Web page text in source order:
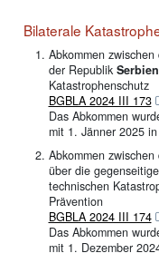
Bilaterale
Abkommen
der Republik Serbien
Katastrophenschutz
BGBLA 2024 III 173
Das Abkommen
mit 1. Jänner 2025
Abkommen
über die
technischen
Prävention
BGBLA 2024 III 174
Das Abkommen
mit 1. Dezember